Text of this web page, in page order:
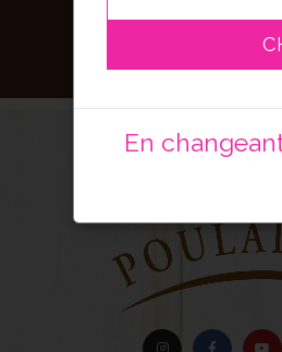
En